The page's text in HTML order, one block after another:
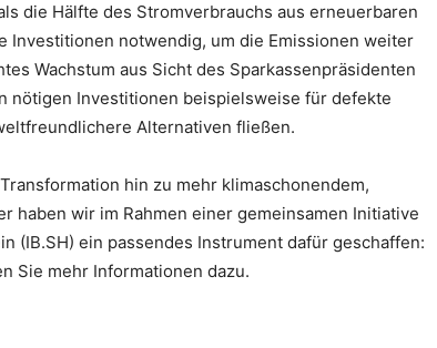
die Hälfte des Stromverbrauchs aus erneuerbaren
Investitionen notwendig, um die Emissionen weiter
Wachstum aus Sicht des Sparkassenpräsidenten
nötigen Investitionen beispielsweise für defekte
Alternativen fließen.
hin zu mehr klimaschonendem,
haben wir im Rahmen einer gemeinsamen Initiative
(IB.SH) ein passendes Instrument dafür geschaffen:
Sie mehr Informationen dazu.